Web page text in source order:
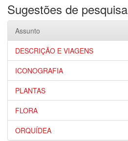
Sugestões de pesquisa
Assunto
DESCRIÇÃO E VIAGENS
ICONOGRAFIA
PLANTAS
FLORA
ORQUÍDEA